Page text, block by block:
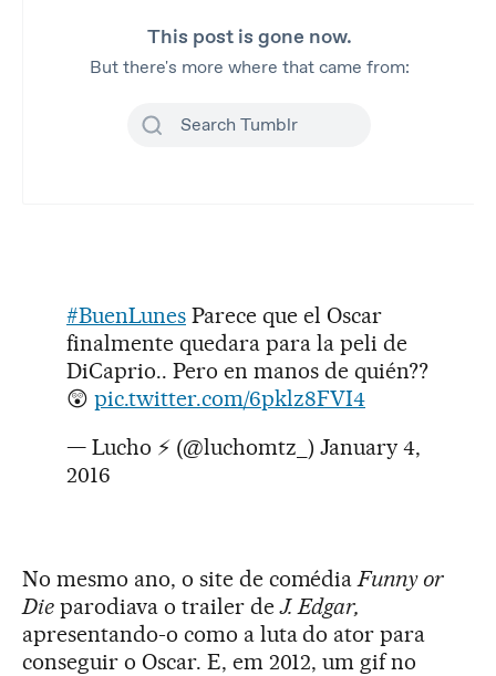
#BuenLunes Parece que el Oscar
finalmente quedara para la peli de
DiCaprio.. Pero en manos de quién??
😲 pic.twitter.com/6pklz8FVI4
— Lucho ⚡ (@luchomtz_) January 4,
2016
No mesmo ano, o site de comédiaFunny or
Dieparodiava o trailer deJ. Edgar,
apresentando-o como a luta do ator para
conseguir o Oscar. E, em 2012, um gif no